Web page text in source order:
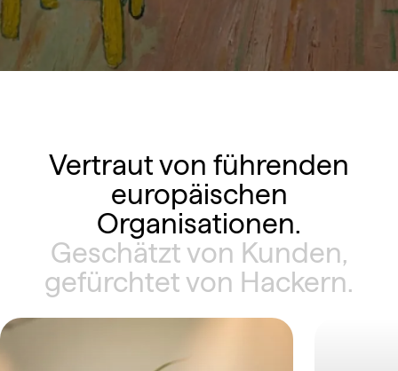
Vertraut von führenden
europäischen
Organisationen.
Geschätzt von Kunden,
gefürchtet von Hackern.